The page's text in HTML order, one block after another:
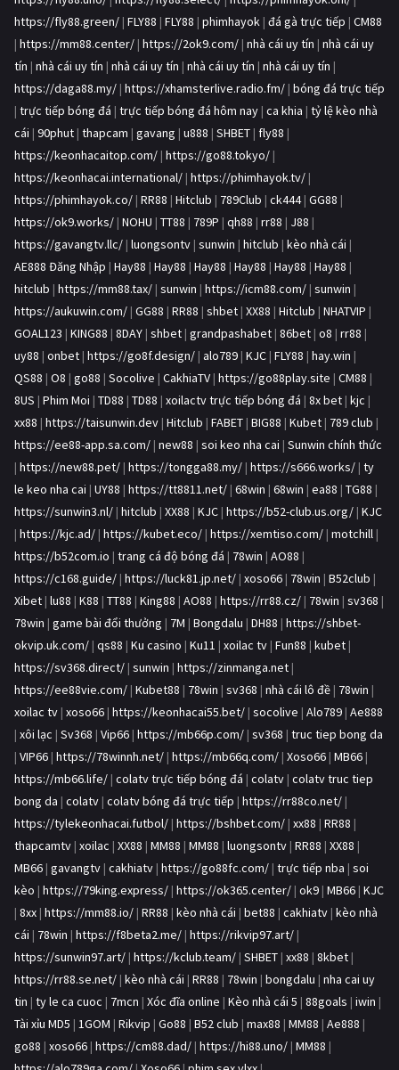
https://fly88.green/ | FLY88 | FLY88 | phimhayok | đá gà trực tiếp | CM88
| https://mm88.center/ | https://2ok9.com/ | nhà cái uy tín | nhà cái uy
tín | nhà cái uy tín | nhà cái uy tín | nhà cái uy tín | nhà cái uy tín |
https://daga88.my/ | https://xhamsterlive.radio.fm/ | bóng đá trực tiếp
| trực tiếp bóng đá | trực tiếp bóng đá hôm nay | ca khia | tỷ lệ kèo nhà
cái | 90phut | thapcam | gavang | u888 | SHBET | fly88 |
https://keonhacaitop.com/ | https://go88.tokyo/ |
https://keonhacai.international/ | https://phimhayok.tv/ |
https://phimhayok.co/ | RR88 | Hitclub | 789Club | ck444| GG88 |
https://ok9.works/ | NOHU | TT88 | 789P | qh88 | rr88 | J88 |
https://gavangtv.llc/ | luongsontv | sunwin | hitclub | kèo nhà cái |
AE888 Đăng Nhập | Hay88 | Hay88 | Hay88 | Hay88 | Hay88 | Hay88 |
hitclub | https://mm88.tax/ | sunwin | https://icm88.com/ | sunwin |
https://aukuwin.com/ | GG88 | RR88 | shbet | XX88 | Hitclub | NHATVIP |
GOAL123 | KING88 | 8DAY | shbet | grandpashabet | 86bet | o8 | rr88 |
uy88 | onbet | https://go8f.design/ | alo789 | KJC | FLY88 | hay.win |
QS88 | O8 | go88 | Socolive | CakhiaTV | https://go88play.site | CM88 |
8US | Phim Moi | TD88 | TD88 | xoilactv trực tiếp bóng đá | 8x bet | kjc |
xx88 | https://taisunwin.dev | Hitclub | FABET | BIG88 | Kubet | 789 club |
https://ee88-app.sa.com/ | new88 | soi keo nha cai | Sunwin chính thức
| https://new88.pet/ | https://tongga88.my/ | https://s666.works/ | ty
le keo nha cai | UY88 | https://tt8811.net/ | 68win | 68win | ea88 | TG88 |
https://sunwin3.nl/ | hitclub | XX88 | KJC | https://b52-club.us.org/ | KJC
| https://kjc.ad/ | https://kubet.eco/ | https://xemtiso.com/ | motchill |
https://b52com.io | trang cá độ bóng đá | 78win | AO88 |
https://c168.guide/ | https://luck81.jp.net/ | xoso66 | 78win | B52club |
Xibet | lu88 | K88 | TT88 | King88 | AO88 | https://rr88.cz/ | 78win | sv368 |
78win | game bài đổi thưởng | 7M | Bongdalu | DH88 | https://shbet-
okvip.uk.com/ | qs88 | Ku casino | Ku11 | xoilac tv | Fun88 | kubet |
https://sv368.direct/ | sunwin | https://zinmanga.net |
https://ee88vie.com/ | Kubet88 | 78win | sv368 | nhà cái lô đề | 78win |
xoilac tv | xoso66 | https://keonhacai55.bet/ | socolive | Alo789 | Ae888
| xôi lạc | Sv368 | Vip66 | https://mb66p.com/ | sv368 | truc tiep bong da
| VIP66 | https://78winnh.net/ | https://mb66q.com/ | Xoso66 | MB66 |
https://mb66.life/ | colatv trực tiếp bóng đá | colatv | colatv truc tiep
bong da | colatv | colatv bóng đá trực tiếp | https://rr88co.net/ |
https://tylekeonhacai.futbol/ | https://bshbet.com/ | xx88 | RR88 |
thapcamtv | xoilac | XX88 | MM88 | MM88 | luongsontv | RR88 | XX88 |
MB66 | gavangtv | cakhiatv | https://go88fc.com/ | trực tiếp nba | soi
kèo | https://79king.express/ | https://ok365.center/ | ok9 | MB66 | KJC
| 8xx | https://mm88.io/ | RR88 | kèo nhà cái | bet88 | cakhiatv | kèo nhà
cái | 78win | https://f8beta2.me/ | https://rikvip97.art/ |
https://sunwin97.art/ | https://kclub.team/ | SHBET | xx88 | 8kbet |
https://rr88.se.net/ | kèo nhà cái | RR88 | 78win | bongdalu | nha cai uy
tin | ty le ca cuoc | 7mcn | Xóc đĩa online | Kèo nhà cái 5 | 88goals | iwin |
Tài xỉu MD5 | 1GOM | Rikvip | Go88 | B52 club | max88 | MM88 | Ae888 |
go88 | xoso66 | https://cm88.dad/ | https://hi88.uno/ | MM88 |